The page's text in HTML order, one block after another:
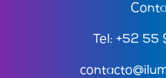
Tel: +52 55